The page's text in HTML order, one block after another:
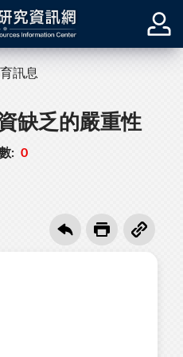
訊息
缺乏的嚴重性
: 0